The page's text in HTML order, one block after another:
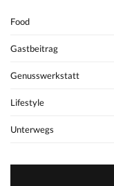
Food
Gastbeitrag
Genusswerkstatt
Lifestyle
Unterwegs